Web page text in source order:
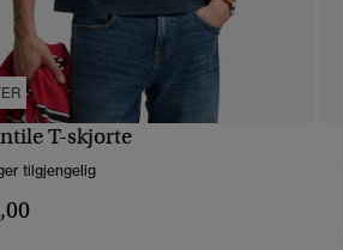
HURTIGVISNING
T-skjorte
tilgjengelig